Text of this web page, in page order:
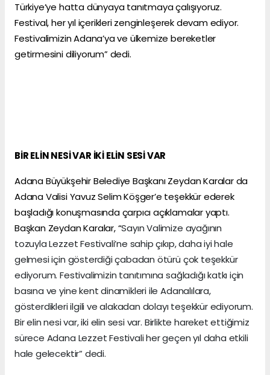
Türkiye’ye hatta dünyaya tanıtmaya çalışıyoruz.
Festival, her yıl içerikleri zenginleşerek devam ediyor.
Festivalimizin Adana’ya ve ülkemize bereketler
getirmesini diliyorum” dedi.
BİR ELİN NESİ VAR İKİ ELİN SESİ VAR
Adana Büyükşehir Belediye Başkanı Zeydan Karalar da
Adana Valisi Yavuz Selim Köşger’e teşekkür ederek
başladığı konuşmasında çarpıcı açıklamalar yaptı.
Başkan Zeydan Karalar, “Sayın Valimize ayağının
tozuyla Lezzet Festivali’ne sahip çıkıp, daha iyi hale
gelmesi için gösterdiği çabadan ötürü çok teşekkür
ediyorum. Festivalimizin tanıtımına sağladığı katkı için
basına ve yine kent dinamikleri ile Adanalılara,
gösterdikleri ilgili ve alakadan dolayı teşekkür ediyorum.
Bir elin nesi var, iki elin sesi var. Birlikte hareket ettiğimiz
sürece Adana Lezzet Festivali her geçen yıl daha etkili
hale gelecektir” dedi.